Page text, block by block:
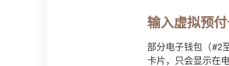
输入虚拟预
部分电子钱包（#2
卡片，只会显示在